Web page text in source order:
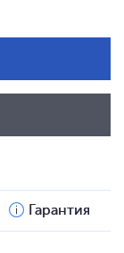
Гарантия